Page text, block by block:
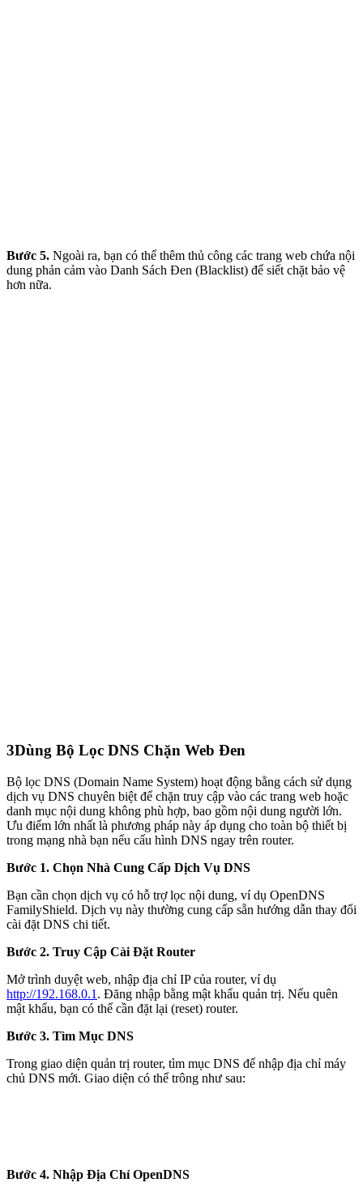
Bước 5. Ngoài ra, bạn có thể thêm thủ công các trang web chứa nội
dung phản cảm vào Danh Sách Đen (Blacklist) để siết chặt bảo vệ
hơn nữa.
3Dùng Bộ Lọc DNS Chặn Web Đen
Bộ lọc DNS (Domain Name System) hoạt động bằng cách sử dụng
dịch vụ DNS chuyên biệt để chặn truy cập vào các trang web hoặc
danh mục nội dung không phù hợp, bao gồm nội dung người lớn.
Ưu điểm lớn nhất là phương pháp này áp dụng cho toàn bộ thiết bị
trong mạng nhà bạn nếu cấu hình DNS ngay trên router.
Bước 1. Chọn Nhà Cung Cấp Dịch Vụ DNS
Bạn cần chọn dịch vụ có hỗ trợ lọc nội dung, ví dụ OpenDNS
FamilyShield. Dịch vụ này thường cung cấp sẵn hướng dẫn thay đổi
cài đặt DNS chi tiết.
Bước 2. Truy Cập Cài Đặt Router
Mở trình duyệt web, nhập địa chỉ IP của router, ví dụ
http://192.168.0.1 . Đăng nhập bằng mật khẩu quản trị. Nếu quên
mật khẩu, bạn có thể cần đặt lại (reset) router.
Bước 3. Tìm Mục DNS
Trong giao diện quản trị router, tìm mục DNS để nhập địa chỉ máy
chủ DNS mới. Giao diện có thể trông như sau:
Bước 4. Nhập Địa Chỉ OpenDNS